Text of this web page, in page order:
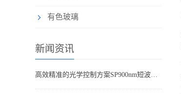
有色玻璃
新闻资讯
高效精准的光学控制方案SP900nm短波通滤光片